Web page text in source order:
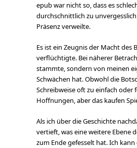
epub war nicht so, dass es
durchschnittlich zu
Präsenz verweilte.
Es ist ein Zeugnis der Macht des
verflüchtigte. Bei näherer
stammte, sondern von meinen
Schwächen hat. Obwohl die
Schreibweise oft zu einfach oder
Hoffnungen, aber das kaufen
Als ich über die Geschichte
vertieft, was eine weitere Ebene
zum Ende gefesselt hat. Ich